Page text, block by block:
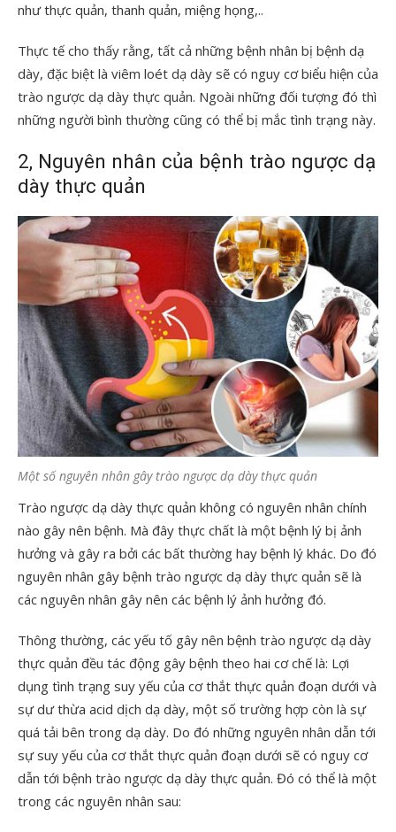
như thực quản, thanh quản, miệng họng,..
Thực tế cho thấy rằng, tất cả những bệnh nhân bị bệnh dạ
dày, đặc biệt là viêm loét dạ dày sẽ có nguy cơ biểu hiện của
trào ngược dạ dày thực quản. Ngoài những đối tượng đó thì
những người bình thường cũng có thể bị mắc tình trạng này.
2, Nguyên nhân của bệnh trào ngược dạ
dày thực quản
Một số nguyên nhân gây trào ngược dạ dày thực quản
Trào ngược dạ dày thực quản không có nguyên nhân chính
nào gây nên bệnh. Mà đây thực chất là một bệnh lý bị ảnh
hưởng và gây ra bởi các bất thường hay bệnh lý khác. Do đó
nguyên nhân gây bệnh trào ngược dạ dày thực quản sẽ là
các nguyên nhân gây nên các bệnh lý ảnh hưởng đó.
Thông thường, các yếu tố gây nên bệnh trào ngược dạ dày
thực quản đều tác động gây bệnh theo hai cơ chế là: Lợi
dụng tình trạng suy yếu của cơ thắt thực quản đoạn dưới và
sự dư thừa acid dịch dạ dày, một số trường hợp còn là sự
quá tải bên trong dạ dày. Do đó những nguyên nhân dẫn tới
sự suy yếu của cơ thắt thực quản đoạn dưới sẽ có nguy cơ
dẫn tới bệnh trào ngược dạ dày thực quản. Đó có thể là một
trong các nguyên nhân sau: